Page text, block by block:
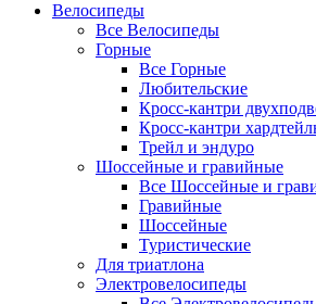
Велосипеды
Все Велосипеды
Горные
Все Горные
Любительские
Кросс-кантри
Кросс-кантри
Трейл и эндуро
Шоссейные и гравийные
Все Шоссейные и
Гравийные
Шоссейные
Туристические
Для триатлона
Электровелосипеды